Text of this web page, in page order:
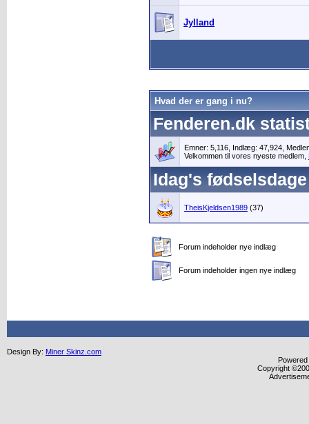
Jylland
Hvad der er gang i nu?
Fenderen.dk
Emner: 5,116, Indlæg: 47,924,
Velkommen til vores nyeste medlem,
Idag's fødselsdage
TheisKjeldsen1989 (37)
Forum indeholder nye indlæg
Forum indeholder ingen nye indlæg
Design By: Miner Skinz.com
Copyright